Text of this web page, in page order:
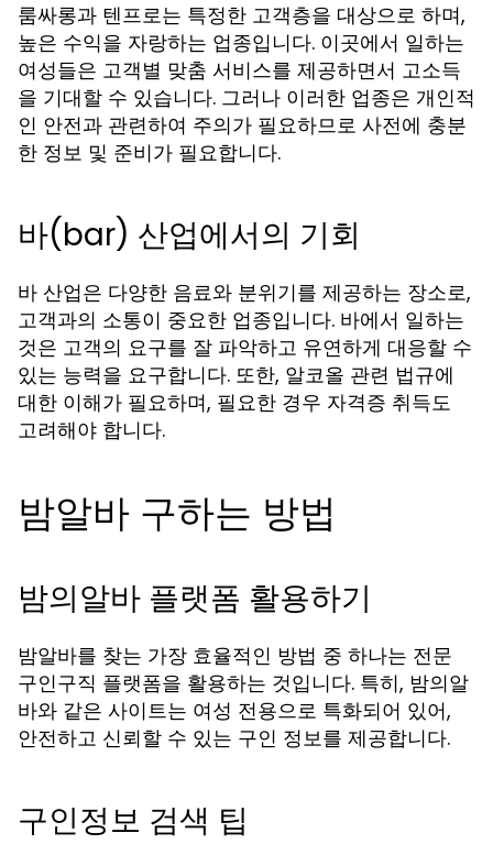
룸싸롱과 텐프로는 특정한 고객층을 대상으로 하며,
높은 수익을 자랑하는 업종입니다. 이곳에서 일하는
여성들은 고객별 맞춤 서비스를 제공하면서 고소득
을 기대할 수 있습니다. 그러나 이러한 업종은 개인적
인 안전과 관련하여 주의가 필요하므로 사전에 충분
한 정보 및 준비가 필요합니다.
바(bar) 산업에서의 기회
바 산업은 다양한 음료와 분위기를 제공하는 장소로,
고객과의 소통이 중요한 업종입니다. 바에서 일하는
것은 고객의 요구를 잘 파악하고 유연하게 대응할 수
있는 능력을 요구합니다. 또한, 알코올 관련 법규에
대한 이해가 필요하며, 필요한 경우 자격증 취득도
고려해야 합니다.
밤알바 구하는 방법
밤의알바 플랫폼 활용하기
밤알바를 찾는 가장 효율적인 방법 중 하나는 전문
구인구직 플랫폼을 활용하는 것입니다. 특히, 밤의알
바와 같은 사이트는 여성 전용으로 특화되어 있어,
안전하고 신뢰할 수 있는 구인 정보를 제공합니다.
구인정보 검색 팁